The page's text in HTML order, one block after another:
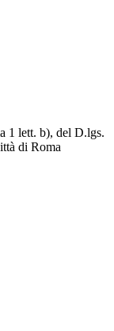
1 lett. b), del D.lgs.
di Roma